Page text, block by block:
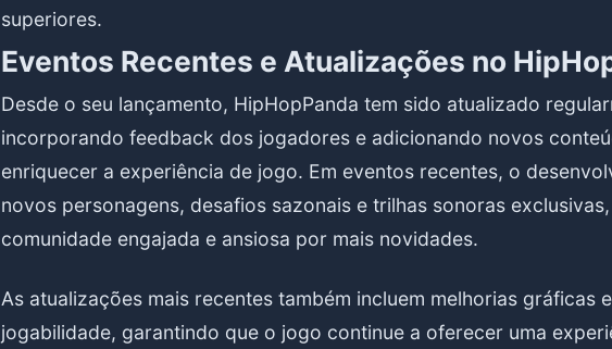
superiores.
Eventos Recentes e Atualizações no
Desde o seu lançamento, HipHopPanda tem sido atualizado
incorporando feedback dos jogadores e adicionando novos
enriquecer a experiência de jogo. Em eventos recentes, o
novos personagens, desafios sazonais e trilhas sonoras
comunidade engajada e ansiosa por mais novidades.
As atualizações mais recentes também incluem melhorias gráficas
jogabilidade, garantindo que o jogo continue a oferecer uma